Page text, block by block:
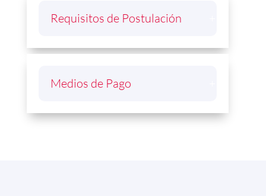
Requisitos de Postulación
Medios de Pago